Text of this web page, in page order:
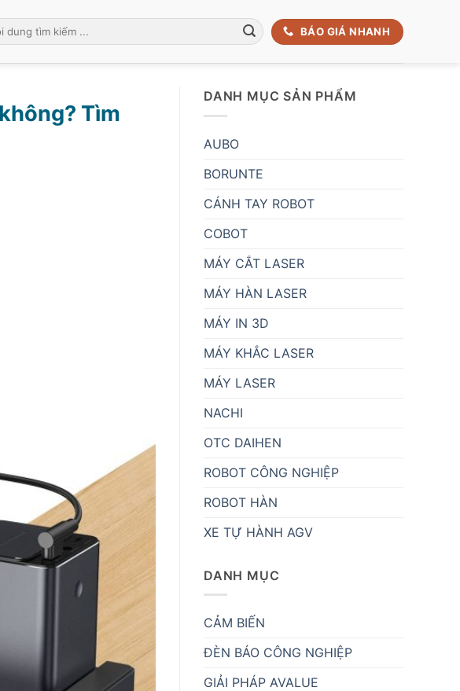
BÁO GIÁ NHANH
Tìm
DANH MỤC SẢN PHẨM
AUBO
BORUNTE
CÁNH TAY ROBOT
COBOT
MÁY CẮT LASER
MÁY HÀN LASER
MÁY IN 3D
MÁY KHẮC LASER
MÁY LASER
NACHI
OTC DAIHEN
ROBOT CÔNG NGHIỆP
ROBOT HÀN
XE TỰ HÀNH AGV
DANH MỤC
CẢM BIẾN
ĐÈN BÁO CÔNG NGHIỆP
GIẢI PHÁP AVALUE